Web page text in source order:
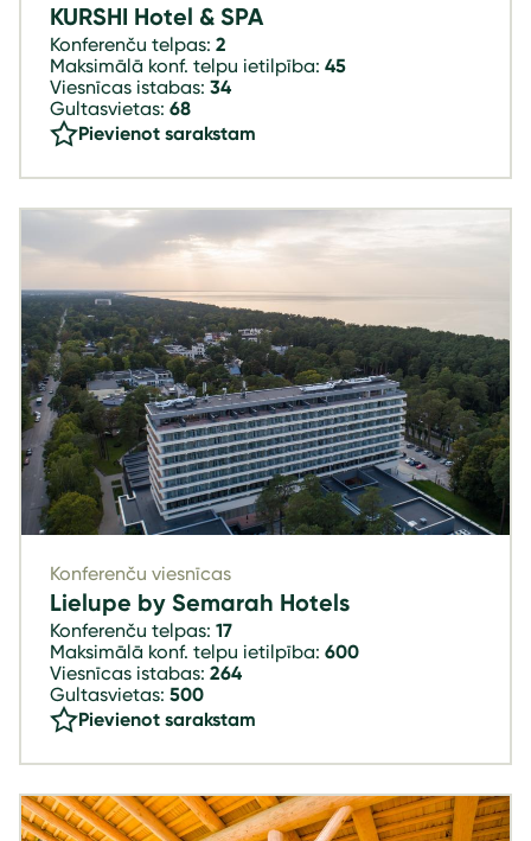
KURSHI Hotel & SPA
Konferenču telpas: 2
Maksimālā konf. telpu ietilpība: 45
Viesnīcas istabas: 34
Gultasvietas: 68
Pievienot sarakstam
Konferenču viesnīcas
Lielupe by Semarah Hotels
Konferenču telpas: 17
Maksimālā konf. telpu ietilpība: 600
Viesnīcas istabas: 264
Gultasvietas: 500
Pievienot sarakstam